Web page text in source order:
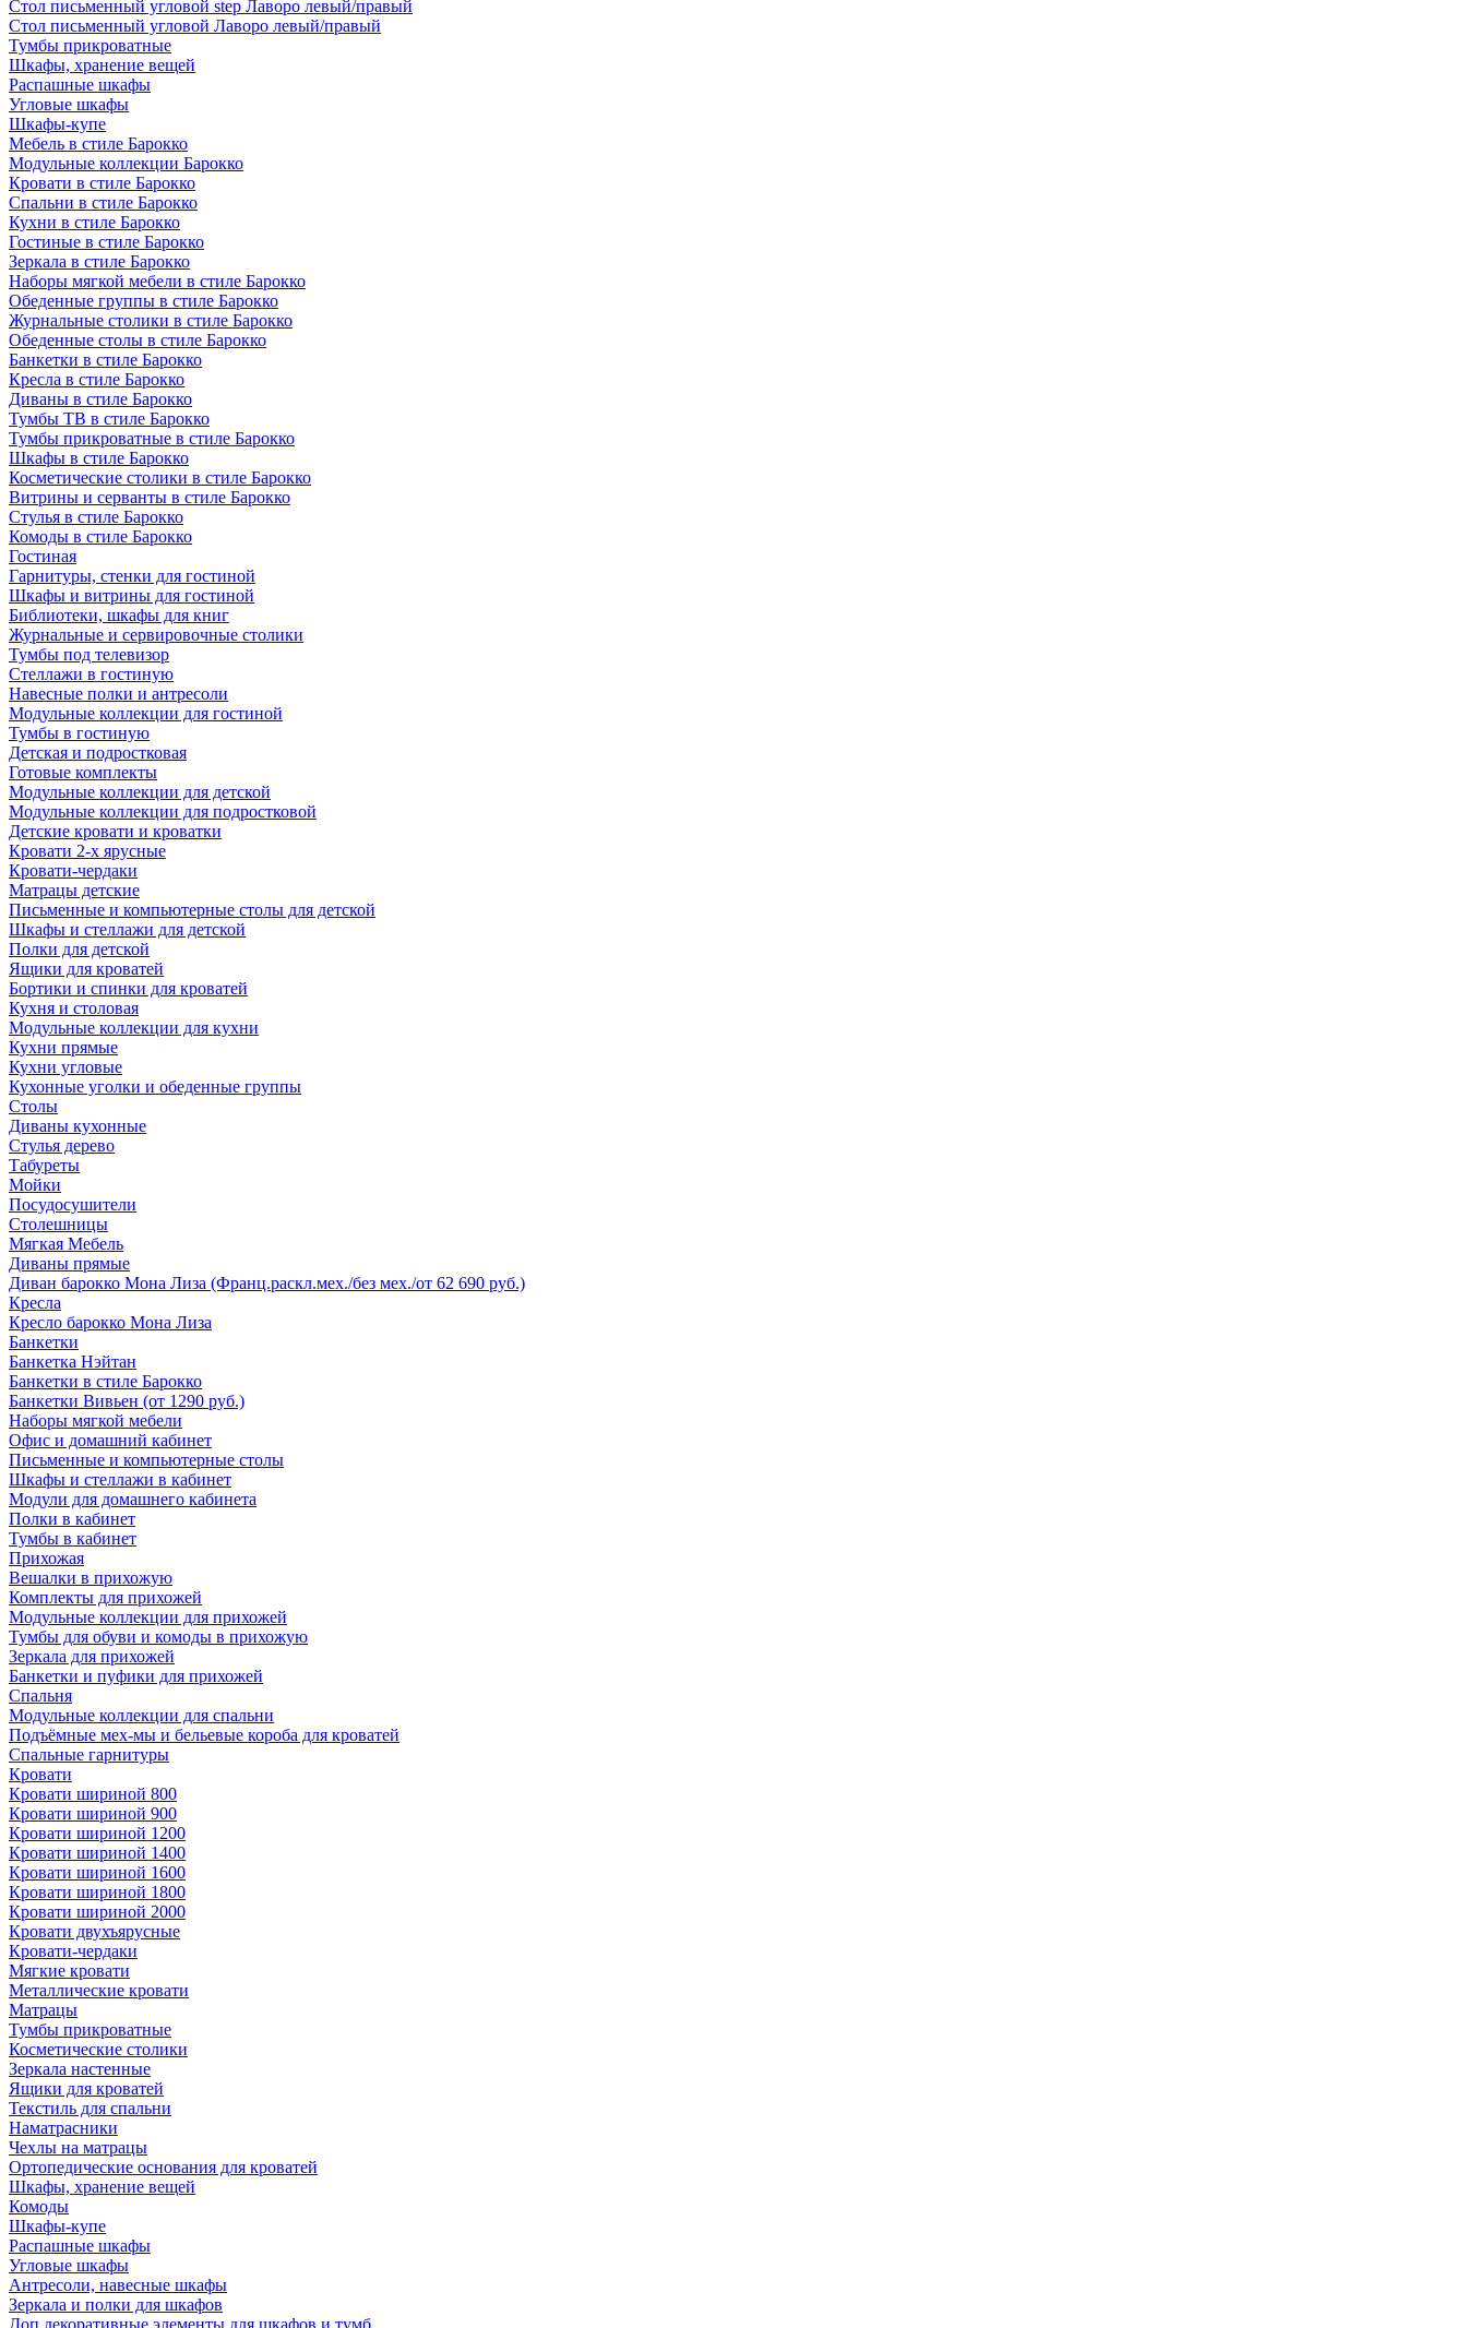
Стол письменный угловой step Лаворо левый/правый
Стол письменный угловой Лаворо левый/правый
Тумбы прикроватные
Шкафы, хранение вещей
Распашные шкафы
Угловые шкафы
Шкафы-купе
Мебель в стиле Барокко
Модульные коллекции Барокко
Кровати в стиле Барокко
Спальни в стиле Барокко
Кухни в стиле Барокко
Гостиные в стиле Барокко
Зеркала в стиле Барокко
Наборы мягкой мебели в стиле Барокко
Обеденные группы в стиле Барокко
Журнальные столики в стиле Барокко
Обеденные столы в стиле Барокко
Банкетки в стиле Барокко
Кресла в стиле Барокко
Диваны в стиле Барокко
Тумбы ТВ в стиле Барокко
Тумбы прикроватные в стиле Барокко
Шкафы в стиле Барокко
Косметические столики в стиле Барокко
Витрины и серванты в стиле Барокко
Стулья в стиле Барокко
Комоды в стиле Барокко
Гостиная
Гарнитуры, стенки для гостиной
Шкафы и витрины для гостиной
Библиотеки, шкафы для книг
Журнальные и сервировочные столики
Тумбы под телевизор
Стеллажи в гостиную
Навесные полки и антресоли
Модульные коллекции для гостиной
Тумбы в гостиную
Детская и подростковая
Готовые комплекты
Модульные коллекции для детской
Модульные коллекции для подростковой
Детские кровати и кроватки
Кровати 2-х ярусные
Кровати-чердаки
Матрацы детские
Письменные и компьютерные столы для детской
Шкафы и стеллажи для детской
Полки для детской
Ящики для кроватей
Бортики и спинки для кроватей
Кухня и столовая
Модульные коллекции для кухни
Кухни прямые
Кухни угловые
Кухонные уголки и обеденные группы
Столы
Диваны кухонные
Стулья дерево
Табуреты
Мойки
Посудосушители
Столешницы
Мягкая Мебель
Диваны прямые
Диван барокко Мона Лиза (Франц.раскл.мех./без мех./от 62 690 руб.)
Кресла
Кресло барокко Мона Лиза
Банкетки
Банкетка Нэйтан
Банкетки в стиле Барокко
Банкетки Вивьен (от 1290 руб.)
Наборы мягкой мебели
Офис и домашний кабинет
Письменные и компьютерные столы
Шкафы и стеллажи в кабинет
Модули для домашнего кабинета
Полки в кабинет
Тумбы в кабинет
Прихожая
Вешалки в прихожую
Комплекты для прихожей
Модульные коллекции для прихожей
Тумбы для обуви и комоды в прихожую
Зеркала для прихожей
Банкетки и пуфики для прихожей
Спальня
Модульные коллекции для спальни
Подъёмные мех-мы и бельевые короба для кроватей
Спальные гарнитуры
Кровати
Кровати шириной 800
Кровати шириной 900
Кровати шириной 1200
Кровати шириной 1400
Кровати шириной 1600
Кровати шириной 1800
Кровати шириной 2000
Кровати двухъярусные
Кровати-чердаки
Мягкие кровати
Металлические кровати
Матрацы
Тумбы прикроватные
Косметические столики
Зеркала настенные
Ящики для кроватей
Текстиль для спальни
Наматрасники
Чехлы на матрацы
Ортопедические основания для кроватей
Шкафы, хранение вещей
Комоды
Шкафы-купе
Распашные шкафы
Угловые шкафы
Антресоли, навесные шкафы
Зеркала и полки для шкафов
Доп.декоративные элементы для шкафов и тумб